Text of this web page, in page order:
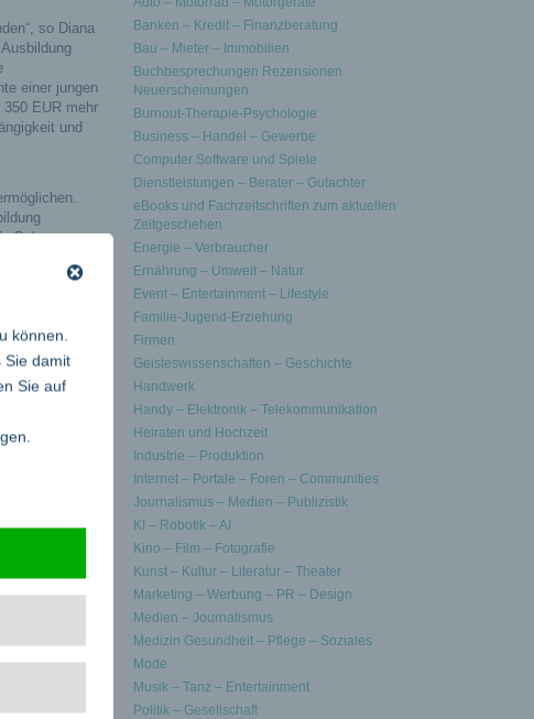
so Diana
einer jungen
EUR mehr
und
Balance,
die
werden,
und
„Die
und
und
und
Sicherheit
Banken – Kredit – Finanzberatung
Bau – Mieter – Immobilien
Buchbesprechungen Rezensionen
Neuerscheinungen
Burnout-Therapie-Psychologie
Business – Handel – Gewerbe
Computer Software und Spiele
Dienstleistungen – Berater – Gutachter
eBooks und Fachzeitschriften zum aktuellen
Zeitgeschehen
Energie – Verbraucher
Ernährung – Umwelt – Natur
Event – Entertainment – Lifestyle
Familie-Jugend-Erziehung
Firmen
Geisteswissenschaften – Geschichte
Handwerk
Handy – Elektronik – Telekommunikation
Heiraten und Hochzeit
Industrie – Produktion
Internet – Portale – Foren – Communities
Journalismus – Medien – Publizistik
KI – Robotik – AI
Kino – Film – Fotografie
Kunst – Kultur – Literatur – Theater
Marketing – Werbung – PR – Design
Medien – Journalismus
Medizin Gesundheit – Pflege – Soziales
Mode
Musik – Tanz – Entertainment
Politik – Gesellschaft
können.
Sie damit
Sie auf